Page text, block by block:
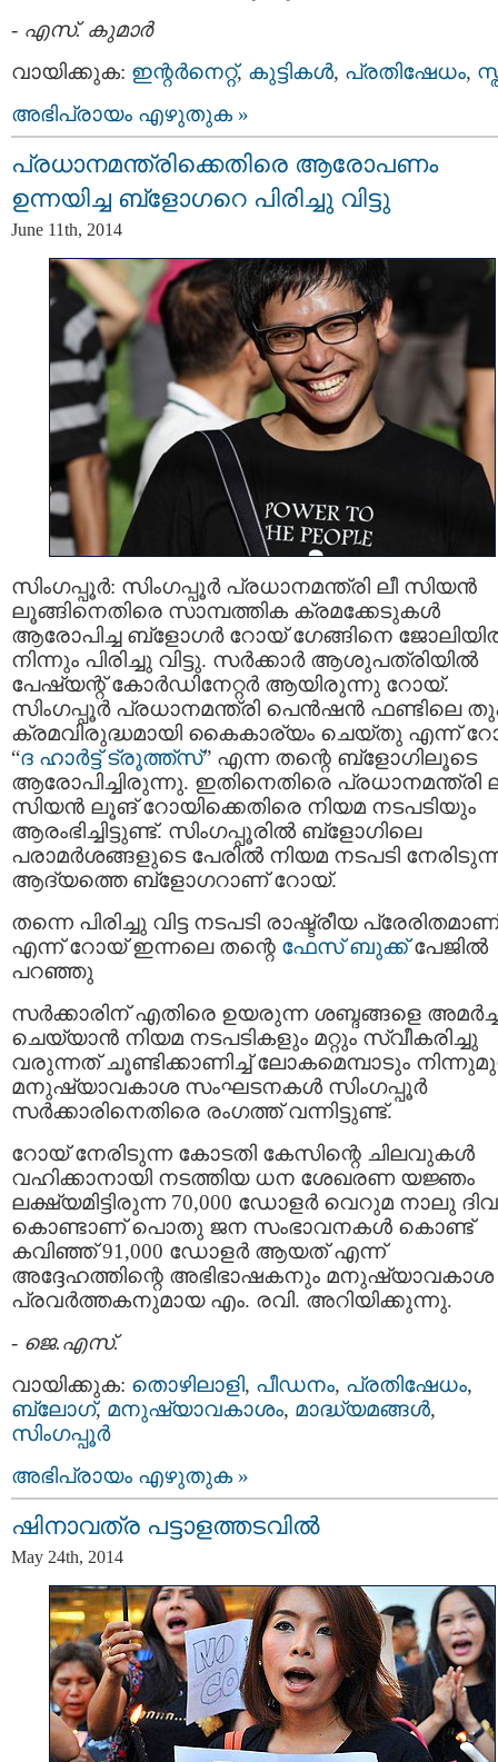
- എസ്. കുമാര്‍
വായിക്കുക: ഇന്റര്‍നെറ്റ്‌, കുട്ടികള്‍, പ്രതിഷേധം,
അഭിപ്രായം എഴുതുക »
പ്രധാനമന്ത്രിക്കെതിരെ ആരോപണം
ഉന്നയിച്ച ബ്ളോഗറെ പിരിച്ചു വിട്ടു
June 11th, 2014
സിംഗപ്പൂർ: സിംഗപ്പൂർ പ്രധാനമന്ത്രി ലീ സിയൻ
ലൂങ്ങിനെതിരെ സാമ്പത്തിക ക്രമക്കേടുകൾ
ആരോപിച്ച ബ്ളോഗർ റോയ് ഗേങ്ങിനെ
നിന്നും പിരിച്ചു വിട്ടു. സർക്കാർ ആശുപത്രിയിൽ
പേഷ്യന്റ് കോർഡിനേറ്റർ ആയിരുന്നു റോയ്.
സിംഗപ്പൂർ പ്രധാനമന്ത്രി പെൻഷൻ ഫണ്ടിലെ
ക്രമവിരുദ്ധമായി കൈകാര്യം ചെയ്തു എന്ന്
“ദ ഹാർട്ട് ട്രൂത്ത്സ്” എന്ന തന്റെ ബ്ളോഗിലൂടെ
ആരോപിച്ചിരുന്നു. ഇതിനെതിരെ പ്രധാനമന്ത്രി
സിയൻ ലൂങ് റോയിക്കെതിരെ നിയമ നടപടിയും
ആരംഭിച്ചിട്ടുണ്ട്. സിംഗപ്പൂരിൽ ബ്ളോഗിലെ
പരാമർശങ്ങളുടെ പേരിൽ നിയമ നടപടി
ആദ്യത്തെ ബ്ളോഗറാണ് റോയ്.
തന്നെ പിരിച്ചു വിട്ട നടപടി രാഷ്ട്രീയ പ്രേരിതമാണ്
എന്ന് റോയ് ഇന്നലെ തന്റെ ഫേസ് ബുക്ക്പേജിൽ
പറഞ്ഞു
സർക്കാരിന് എതിരെ ഉയരുന്ന ശബ്ദങ്ങളെ
ചെയ്യാൻ നിയമ നടപടികളും മറ്റും സ്വീകരിച്ചു
വരുന്നത് ചൂണ്ടിക്കാണിച്ച് ലോകമെമ്പാടും
മനുഷ്യാവകാശ സംഘടനകൾ സിംഗപ്പൂർ
സർക്കാരിനെതിരെ രംഗത്ത് വന്നിട്ടുണ്ട്.
റോയ് നേരിടുന്ന കോടതി കേസിന്റെ ചിലവുകൾ
വഹിക്കാനായി നടത്തിയ ധന ശേഖരണ യജ്ഞം
ലക്ഷ്യമിട്ടിരുന്ന 70,000 ഡോളർ വെറുമ നാലു
കൊണ്ടാണ് പൊതു ജന സംഭാവനകൾ കൊണ്ട്
കവിഞ്ഞ് 91,000 ഡോളർ ആയത് എന്ന്
അദ്ദേഹത്തിന്റെ അഭിഭാഷകനും മനുഷ്യാവകാശ
പ്രവർത്തകനുമായ എം. രവി. അറിയിക്കുന്നു.
- ജെ.എസ്.
വായിക്കുക: തൊഴിലാളി, പീഡനം, പ്രതിഷേധം,
ബ്ലോഗ്‌, മനുഷ്യാവകാശം, മാദ്ധ്യമങ്ങള്‍,
സിംഗപ്പൂർ
അഭിപ്രായം എഴുതുക »
ഷിനാവത്ര പട്ടാളത്തടവില്‍
May 24th, 2014